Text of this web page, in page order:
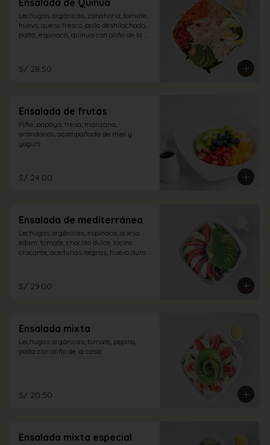
Ensalada de Quinua
Lechugas orgánicas, zanahoria, tomate,
huevo, queso fresco, pollo deshilachado,
palta, espinaca, quinua con aliño de la
S/ 28.50
Ensalada de frutas
Piña, papaya, fresa, manzana,
arándanos, acompañada de miel y
yogurt
S/ 24.00
Ensalada de mediterránea
Lechugas orgánicas, espinaca, queso
edam, tomate, choclito dulce, tocino
crocante, aceitunas negras, huevo duro y
S/ 29.00
Ensalada mixta
Lechugas orgánicas, tomate, pepino,
palta con aliño de la casa.
S/ 20.50
Ensalada mixta especial